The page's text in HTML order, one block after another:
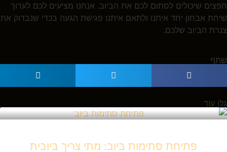
חפצים שיכולים לסתום לכם את הביוב. אנחנו מציעים לכם לערוך
שיחת אבחון יחד איתנו ולתאם איתנו פגישת הגעה בכדי שנבדוק את
צנרת הביוב שלכם.
שתף
גלו עוד
פתיחת סתימות ביוב: מתי צריך ביובית